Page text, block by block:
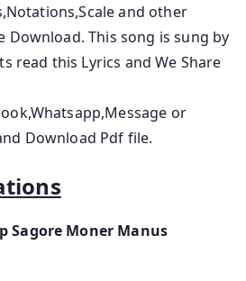
and other
Download. This song is sung by
read this Lyrics and We Share
or
Download Pdf file.
Sagore Moner Manus